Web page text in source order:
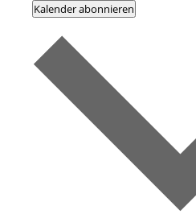
Kalender abonnieren